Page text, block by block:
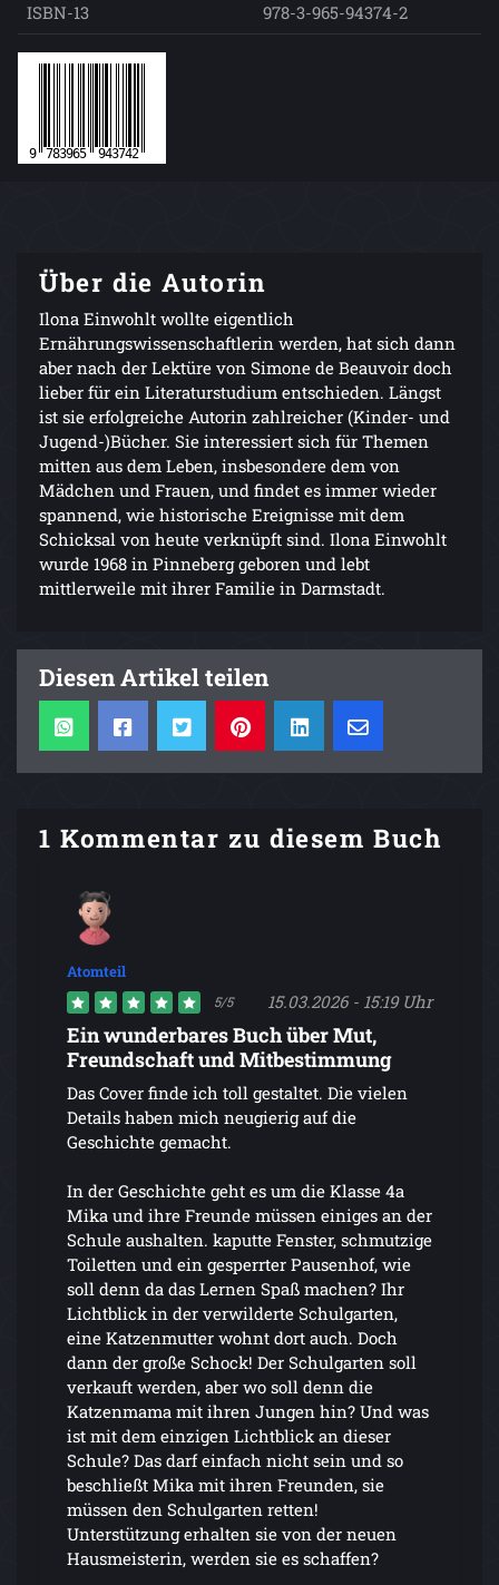
ISBN-13
978-3-965-94374-2
Über die Autorin
Ilona Einwohlt wollte eigentlich
Ernährungswissenschaftlerin werden, hat sich dann
aber nach der Lektüre von Simone de Beauvoir doch
lieber für ein Literaturstudium entschieden. Längst
ist sie erfolgreiche Autorin zahlreicher (Kinder- und
Jugend-)Bücher. Sie interessiert sich für Themen
mitten aus dem Leben, insbesondere dem von
Mädchen und Frauen, und findet es immer wieder
spannend, wie historische Ereignisse mit dem
Schicksal von heute verknüpft sind. Ilona Einwohlt
wurde 1968 in Pinneberg geboren und lebt
mittlerweile mit ihrer Familie in Darmstadt.
Diesen Artikel teilen
1 Kommentar zu diesem Buch
Atomteil
5/5 15.03.2026 - 15:19 Uhr
Ein wunderbares Buch über Mut,
Freundschaft und Mitbestimmung
Das Cover finde ich toll gestaltet. Die vielen
Details haben mich neugierig auf die
Geschichte gemacht.
In der Geschichte geht es um die Klasse 4a
Mika und ihre Freunde müssen einiges an der
Schule aushalten. kaputte Fenster, schmutzige
Toiletten und ein gesperrter Pausenhof, wie
soll denn da das Lernen Spaß machen? Ihr
Lichtblick in der verwilderte Schulgarten,
eine Katzenmutter wohnt dort auch. Doch
dann der große Schock! Der Schulgarten soll
verkauft werden, aber wo soll denn die
Katzenmama mit ihren Jungen hin? Und was
ist mit dem einzigen Lichtblick an dieser
Schule? Das darf einfach nicht sein und so
beschließt Mika mit ihren Freunden, sie
müssen den Schulgarten retten!
Unterstützung erhalten sie von der neuen
Hausmeisterin, werden sie es schaffen?